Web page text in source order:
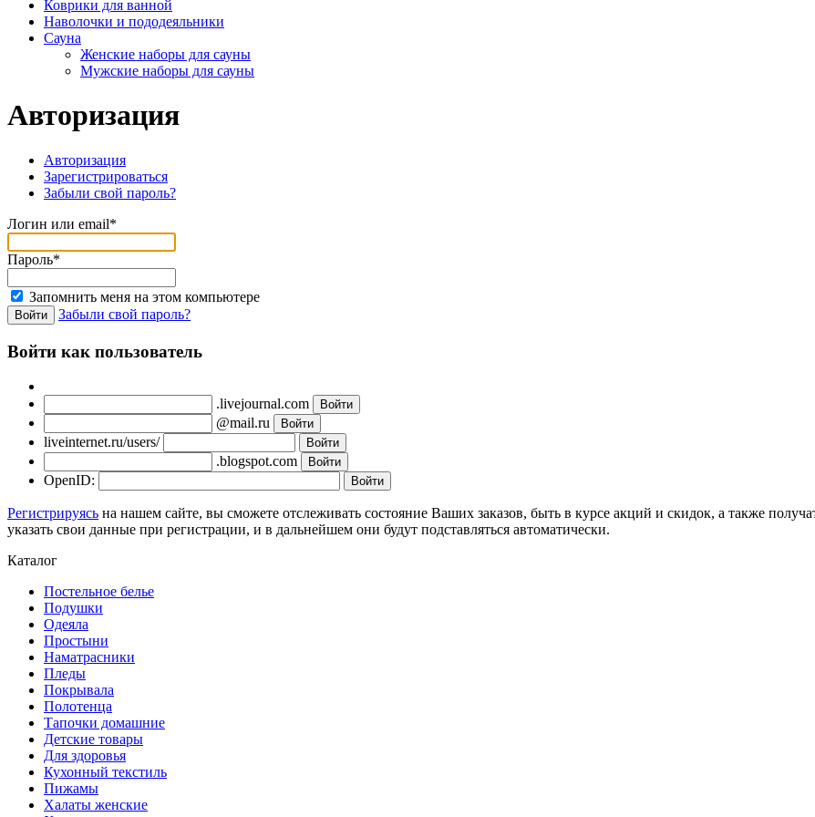
Коврики для ванной
Наволочки и пододеяльники
Сауна
Женские наборы для сауны
Мужские наборы для сауны
Авторизация
Авторизация
Зарегистрироваться
Забыли свой пароль?
Логин или email*
Пароль*
Запомнить меня на этом компьютере
Забыли свой пароль?
Войти как пользователь
.livejournal.com
@mail.ru
liveinternet.ru/users/
.blogspot.com
OpenID:
Регистрируясь на нашем сайте, вы сможете отслеживать состояние Ваших заказов, быть в курсе акций и скидок, а также
указать свои данные при регистрации, и в дальнейшем они будут подставляться автоматически.
Каталог
Постельное белье
Подушки
Одеяла
Простыни
Наматрасники
Пледы
Покрывала
Полотенца
Тапочки домашние
Детские товары
Для здоровья
Кухонный текстиль
Пижамы
Халаты женские